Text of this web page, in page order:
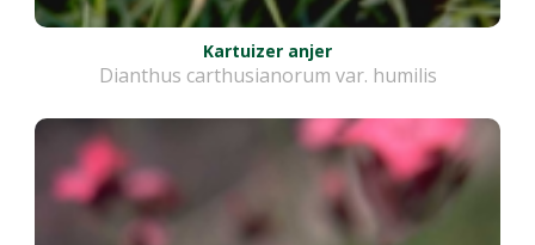
Kartuizer anjer
Dianthus carthusianorum var. humilis